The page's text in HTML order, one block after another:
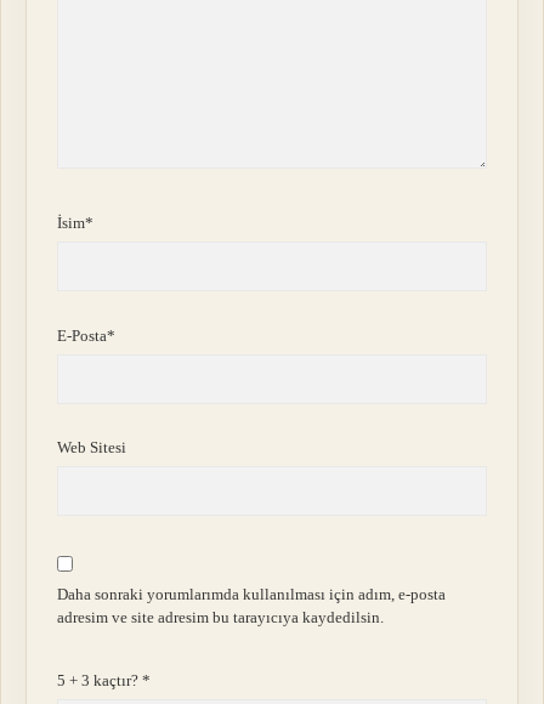
İsim*
E-Posta*
Web Sitesi
Daha sonraki yorumlarımda kullanılması için adım, e-posta
adresim ve site adresim bu tarayıcıya kaydedilsin.
5 + 3 kaçtır?*